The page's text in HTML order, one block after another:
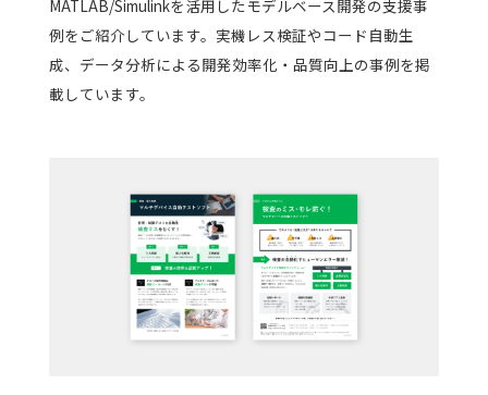
MATLAB/Simulinkを活用したモデルベース開発の支援事
例をご紹介しています。実機レス検証やコード自動生
成、データ分析による開発効率化・品質向上の事例を掲
載しています。